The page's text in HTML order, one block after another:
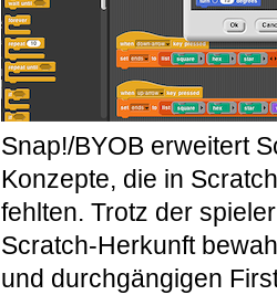
Snap!/BYOB erweitert
Konzepte, die in
fehlten. Trotz der
Scratch-Herkunft
und durchgängigen